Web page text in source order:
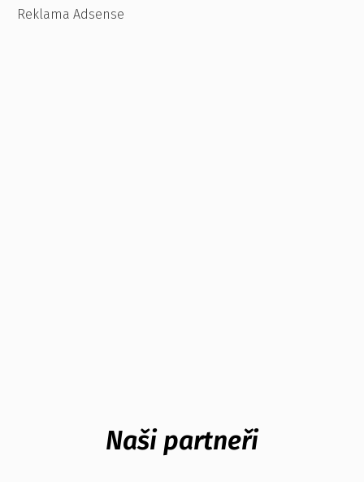
Reklama Adsense
Naši partneři